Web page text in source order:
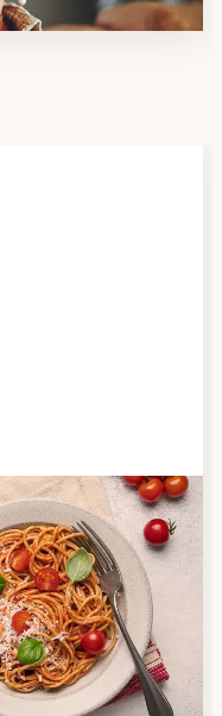
Dienst-Suche,
es in Ihrer
zu Ihnen passt.
Überblick über die